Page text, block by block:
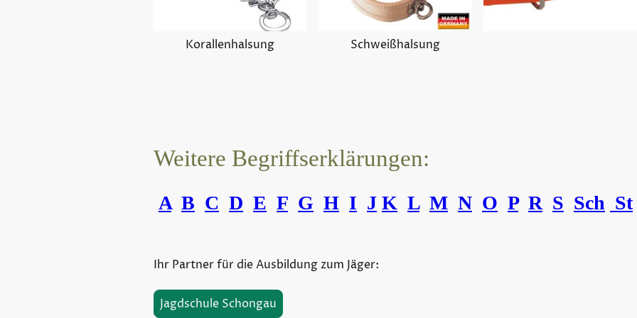
Korallenhalsung Schweißhalsung
Weitere Begriffserklärungen:
A B C D E F G H I J K L M N O P R S Sch St
Ihr Partner für die Ausbildung zum Jäger:
Jagdschule Schongau